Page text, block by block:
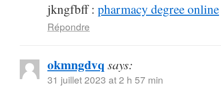
jkngfbff : pharmacy degree online
Répondre
okmngdvq says:
31 juillet 2023 at 2 h 57 min